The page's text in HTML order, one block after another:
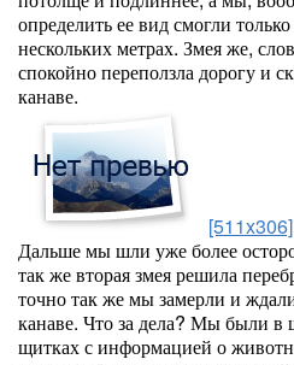
определить ее вид смогли
нескольких метрах. Змея же,
спокойно переползла дорогу и
канаве.
[511x306]
Дальше мы шли уже более
так же вторая змея решила
точно так же мы замерли и
канаве. Что за дела? Мы были в
щитках с информацией о